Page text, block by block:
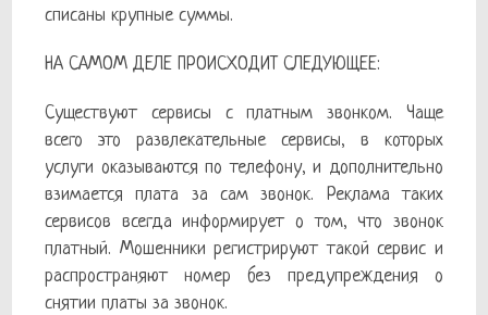
списаны крупные суммы.
НА САМОМ ДЕЛЕ ПРОИСХОДИТ СЛЕДУЮЩЕЕ:
Существуют сервисы с платным звонком. Чаще
всего это развлекательные сервисы, в которых
услуги оказываются по телефону, и дополнительно
взимается плата за сам звонок. Реклама таких
сервисов всегда информирует о том, что звонок
платный. Мошенники регистрируют такой сервис и
распространяют номер без предупреждения о
снятии платы за звонок.